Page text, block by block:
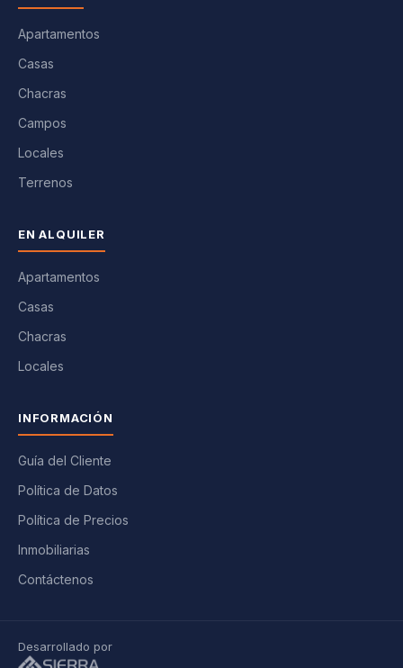
Apartamentos
Casas
Chacras
Campos
Locales
Terrenos
EN ALQUILER
Apartamentos
Casas
Chacras
Locales
INFORMACIÓN
Guía del Cliente
Política de Datos
Política de Precios
Inmobiliarias
Contáctenos
Desarrollado por